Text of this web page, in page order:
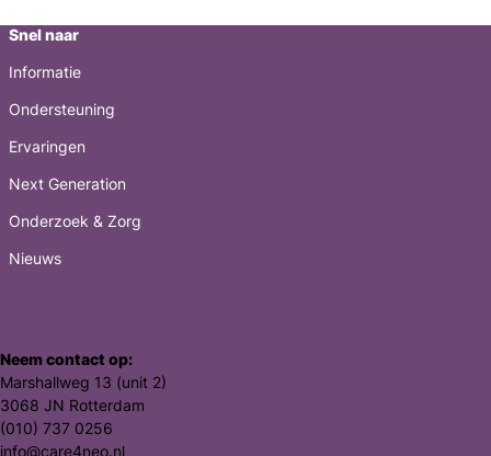
Snel naar
Informatie
Ondersteuning
Ervaringen
Next Generation
Onderzoek & Zorg
Nieuws
Neem contact op:
Marshallweg 13 (unit 2)
3068 JN Rotterdam
(010) 737 0256
info@care4neo.nl